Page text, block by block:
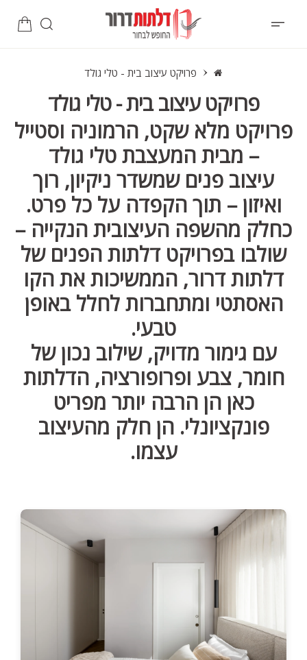
פרויקט עיצוב בית - טלי גולד
פרויקט עיצוב בית - טלי גולד
פרויקט מלא שקט, הרמוניה וסטייל
– מבית המעצבת טלי גולד
עיצוב פנים שמשדר ניקיון, רוך
ואיזון – תוך הקפדה על כל פרט.
כחלק מהשפה העיצובית הנקייה –
שולבו בפרויקט דלתות הפנים של
דלתות דרור, הממשיכות את הקו
האסתטי ומתחברות לחלל באופן
טבעי.
עם גימור מדויק, שילוב נכון של
חומר, צבע ופרופורציה, הדלתות
כאן הן הרבה יותר מפריט
פונקציונלי. הן חלק מהעיצוב
עצמו.